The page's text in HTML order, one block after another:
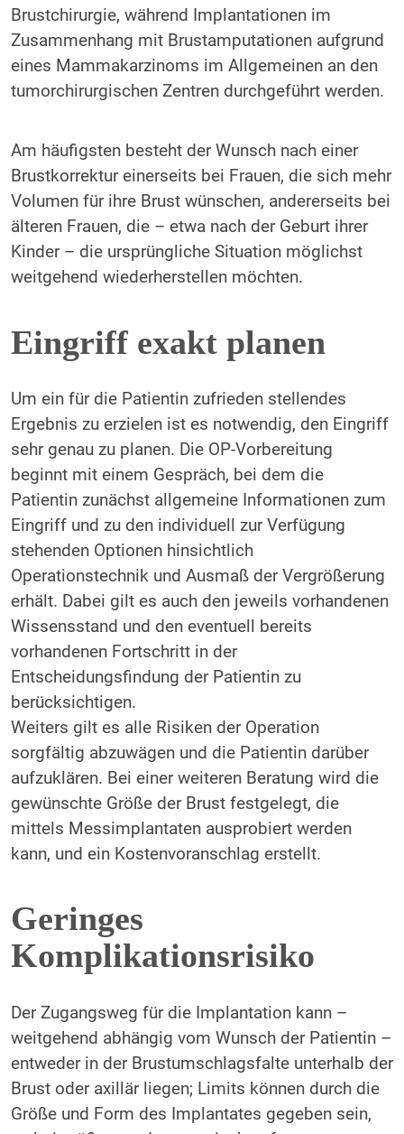
Brustchirurgie, während Implantationen im
Zusammenhang mit Brustamputationen aufgrund
eines Mammakarzinoms im Allgemeinen an den
tumorchirurgischen Zentren durchgeführt werden.
Am häufigsten besteht der Wunsch nach einer
Brustkorrektur einerseits bei Frauen, die sich mehr
Volumen für ihre Brust wünschen, andererseits bei
älteren Frauen, die – etwa nach der Geburt ihrer
Kinder – die ursprüngliche Situation möglichst
weitgehend wiederherstellen möchten.
Eingriff exakt planen
Um ein für die Patientin zufrieden stellendes
Ergebnis zu erzielen ist es notwendig, den Eingriff
sehr genau zu planen. Die OP-Vorbereitung
beginnt mit einem Gespräch, bei dem die
Patientin zunächst allgemeine Informationen zum
Eingriff und zu den individuell zur Verfügung
stehenden Optionen hinsichtlich
Operationstechnik und Ausmaß der Vergrößerung
erhält. Dabei gilt es auch den jeweils vorhandenen
Wissensstand und den eventuell bereits
vorhandenen Fortschritt in der
Entscheidungsfindung der Patientin zu
berücksichtigen.
Weiters gilt es alle Risiken der Operation
sorgfältig abzuwägen und die Patientin darüber
aufzuklären. Bei einer weiteren Beratung wird die
gewünschte Größe der Brust festgelegt, die
mittels Messimplantaten ausprobiert werden
kann, und ein Kostenvoranschlag erstellt.
Geringes
Komplikationsrisiko
Der Zugangsweg für die Implantation kann –
weitgehend abhängig vom Wunsch der Patientin –
entweder in der Brustumschlagsfalte unterhalb der
Brust oder axillär liegen; Limits können durch die
Größe und Form des Implantates gegeben sein,